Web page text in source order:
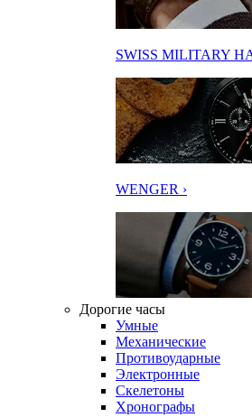
SWISS MILITARY
WENGER ›
Дорогие часы
Умные
Механические
Противоударные
Электронные
Скелетоны
Хронографы